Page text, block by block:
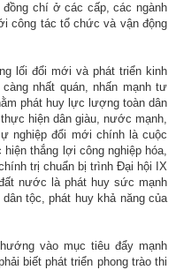
chí ở các cấp, các ngành
công tác tổ chức và vận động
lối đổi mới và phát triển kinh
nhất quán, nhấn mạnh tư
phát huy lực lượng toàn dân
hiện dân giàu, nước mạnh,
nghiệp đổi mới chính là cuộc
thắng lợi công nghiệp hóa,
trị chuẩn bị trình Đại hội IX
nước là phát huy sức mạnh
tộc, phát huy khả năng của
vào mục tiêu đẩy mạnh
biết phát triển phong trào thi